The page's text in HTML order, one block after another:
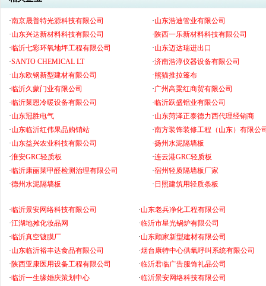
·南京晟普特光源科技有限公司 ·山东浩迪管业有限公司
·山东兴达新材料科技有限公司 ·陕西一乐新材料科技有限公司
·临沂七彩环氧地坪工程有限公司 ·山东迈达瑞进出口
·SANTO CHEMICAL LT ·济南浩淳仪器设备有限公司
·山东欧钢新型建材有限公司 ·熊猫推拉篷布
·临沂久蒙门业有限公司 ·广州高粱红商贸有限公司
·临沂莱恩冷暖设备有限公司 ·临沂跃盛铝业有限公司
·山东冠胜电气 ·山东菏泽正泰德力西代理经销商
·山东临沂红伟果品购销站 ·南方装饰装修工程（山东）有限公
·山东益兴农业科技有限公司 ·扬州水泥隔墙板
·淮安GRC轻质板 ·连云港GRC轻质板
·临沂康丽莱甲醛检测治理有限公司 ·宿州轻质隔墙板厂家
·德州水泥隔墙板 · 日照建筑用轻质条板
·临沂景安网络科技有限公司 ·山东老兵净化工程有限公司
·江湖地摊化妆品网 ·临沂市星光锅炉有限公司
·临沂真空镀膜厂 ·山东顾家新型建材有限公司
·山东临沂裕丰达食品有限公司 ·烟台康特中心供氧呼叫系统有限公司
·陕西亚康医用设备工程有限公司 ·临沂君临广告服饰礼品公司
·临沂一生缘婚庆策划中心 ·临沂景安网络科技有限公司